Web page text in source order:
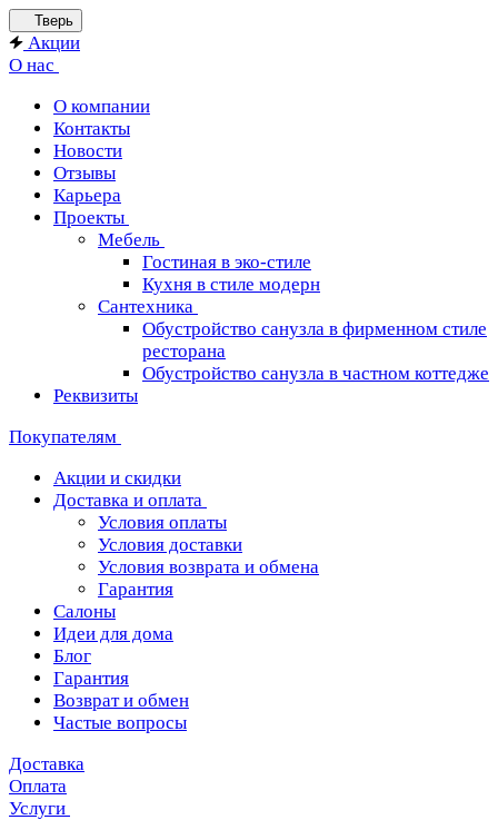
Тверь
Акции
О нас
О компании
Контакты
Новости
Отзывы
Карьера
Проекты
Мебель
Гостиная в эко-стиле
Кухня в стиле модерн
Сантехника
Обустройство санузла в фирменном стиле
ресторана
Обустройство санузла в частном коттедже
Реквизиты
Покупателям
Акции и скидки
Доставка и оплата
Условия оплаты
Условия доставки
Условия возврата и обмена
Гарантия
Салоны
Идеи для дома
Блог
Гарантия
Возврат и обмен
Частые вопросы
Доставка
Оплата
Услуги